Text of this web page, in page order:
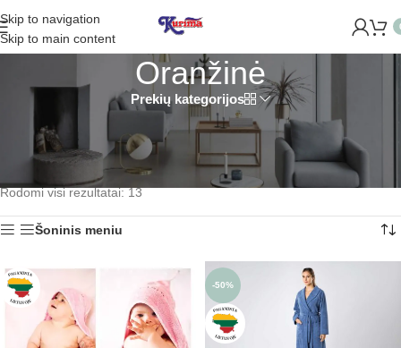
Skip to navigation
Skip to main content
NAUJĄ PARDUOTUVĘ ŽVĖRYNE (SĖLIŲ G. 29 VILNIUJE)!
Oranžinė
Prekių kategorijos
Kami – oranžinė (06)
Trik.chalatas-orange(67)
Produkto Spalva pagrindinė
Oranžinė
Rodomi visi rezultatai: 13
Šoninis meniu
-50%